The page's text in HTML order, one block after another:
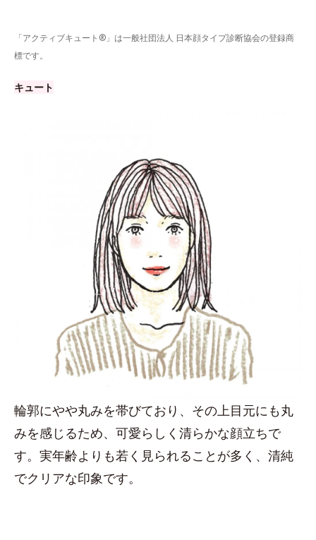
「アクティブキュート®」は一般社団法人 日本顔タイプ診断協会の登録商
標です。
キュート
輪郭にやや丸みを帯びており、その上目元にも丸
みを感じるため、可愛らしく清らかな顔立ちで
す。実年齢よりも若く見られることが多く、清純
でクリアな印象です。